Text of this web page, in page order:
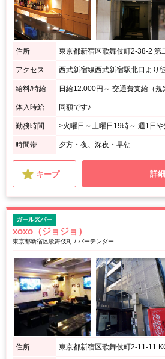
住所 東京都新宿区歌舞伎町2-38-2 第
アクセス
給料/時給 日給12.000円～ 交通費支給（規
体入時給 同額です♪
勤務時間
時間帯 夕方・夜、深夜・早朝
キープ 詳
ガールズバー
xoxo（ジョジョ）
東京都新宿区歌舞伎町 / バーテンダー
住所 東京都新宿区歌舞伎町2-11-11